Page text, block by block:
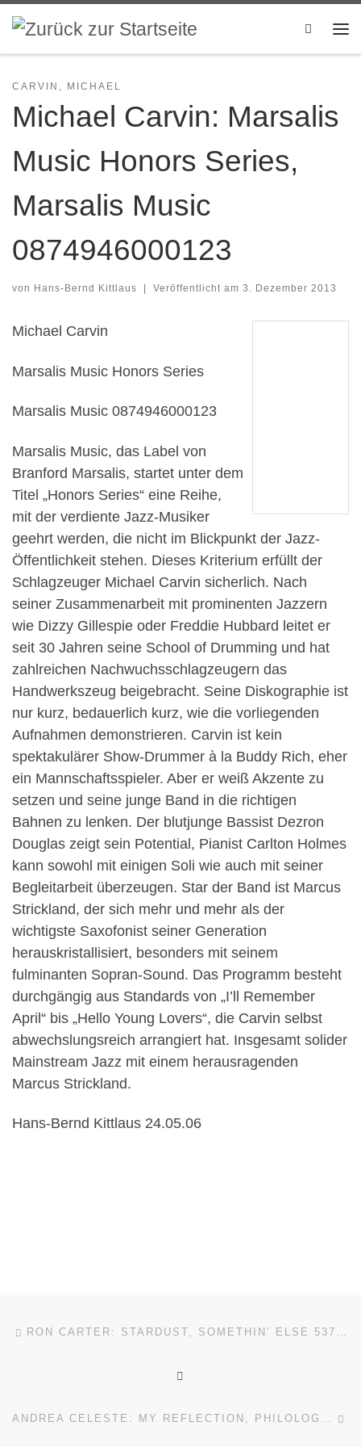
Zum Inhalt springen
Search
CARVIN, MICHAEL
Michael Carvin: Marsalis
Music Honors Series,
Marsalis Music
0874946000123
von Hans-Bernd Kittlaus Veröffentlicht am 3. Dezember 2013
Michael Carvin
Marsalis Music Honors Series
Marsalis Music 0874946000123
Marsalis Music, das Label von
Branford Marsalis, startet unter dem
Titel „Honors Series“ eine Reihe,
mit der verdiente Jazz-Musiker
geehrt werden, die nicht im Blickpunkt der Jazz-
Öffentlichkeit stehen. Dieses Kriterium erfüllt der
Schlagzeuger Michael Carvin sicherlich. Nach
seiner Zusammenarbeit mit prominenten Jazzern
wie Dizzy Gillespie oder Freddie Hubbard leitet er
seit 30 Jahren seine School of Drumming und hat
zahlreichen Nachwuchsschlagzeugern das
Handwerkszeug beigebracht. Seine Diskographie ist
nur kurz, bedauerlich kurz, wie die vorliegenden
Aufnahmen demonstrieren. Carvin ist kein
spektakulärer Show-Drummer à la Buddy Rich, eher
ein Mannschaftsspieler. Aber er weiß Akzente zu
setzen und seine junge Band in die richtigen
Bahnen zu lenken. Der blutjunge Bassist Dezron
Douglas zeigt sein Potential, Pianist Carlton Holmes
kann sowohl mit einigen Soli wie auch mit seiner
Begleitarbeit überzeugen. Star der Band ist Marcus
Strickland, der sich mehr und mehr als der
wichtigste Saxofonist seiner Generation
herauskristallisiert, besonders mit seinem
fulminanten Sopran-Sound. Das Programm besteht
durchgängig aus Standards von „I’ll Remember
April“ bis „Hello Young Lovers“, die Carvin selbst
abwechslungsreich arrangiert hat. Insgesamt solider
Mainstream Jazz mit einem herausragenden
Marcus Strickland.
Hans-Bernd Kittlaus 24.05.06
Beitragsnavigation RON CARTER: STARDUST, SOMETHIN’ ELSE 5378132